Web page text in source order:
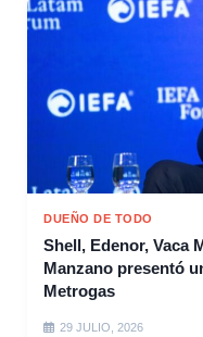
DUEÑO DE TODO
Shell, Edenor, Vaca
Manzano presentó
Metrogas
29 JULIO, 2026